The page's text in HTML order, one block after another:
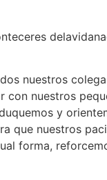
nuestros
nuestros
y
que nuestros
forma,